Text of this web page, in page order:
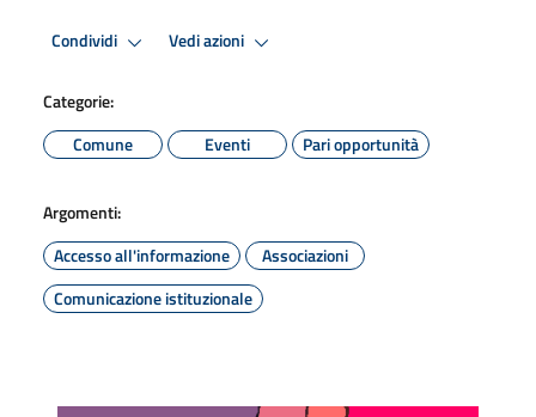
Condividi Vedi azioni
Categorie:
Comune
Eventi Pari opportunità
Argomenti:
Accesso all'informazione
Associazioni
Comunicazione istituzionale